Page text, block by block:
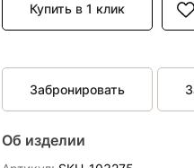
Купить в 1 клик
Забронировать
Об изделии